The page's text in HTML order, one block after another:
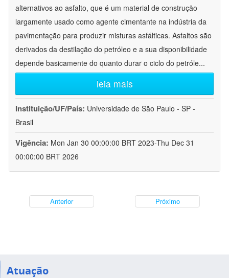
alternativos ao asfalto, que é um material de construção
largamente usado como agente cimentante na indústria da
pavimentação para produzir misturas asfálticas. Asfaltos são
derivados da destilação do petróleo e a sua disponibilidade
depende basicamente do quanto durar o ciclo do petróle...
leia mais
Instituição/UF/País: Universidade de São Paulo - SP -
Brasil
Vigência: Mon Jan 30 00:00:00 BRT 2023-Thu Dec 31
00:00:00 BRT 2026
Anterior Próximo
Atuação